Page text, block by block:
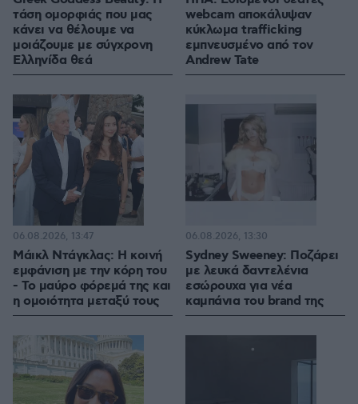
τάση ομορφιάς που μας
κάνει να θέλουμε να
μοιάζουμε με σύγχρονη
Ελληνίδα θεά
webcam αποκάλυψαν
κύκλωμα trafficking
εμπνευσμένο από τον
Andrew Tate
Μάικλ Ντάγκλας: Η κοινή
εμφάνιση με την κόρη του
- Το μαύρο φόρεμά της και
η ομοιότητα μεταξύ τους
06.08.2026, 13:47
Sydney Sweeney: Ποζάρει
με λευκά δαντελένια
εσώρουχα για νέα
καμπάνια του brand της
06.08.2026, 13:30